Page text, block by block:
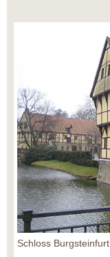
Schloss Burgsteinfurt